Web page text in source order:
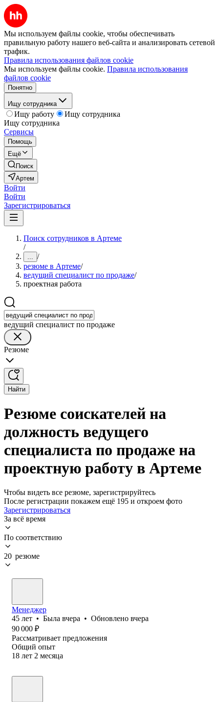
Мы используем файлы cookie, чтобы обеспечивать
правильную работу нашего веб-сайта и анализировать сетевой
трафик.
Правила использования файлов cookie
Мы используем файлы cookie. Правила использования
файлов cookie
Понятно
Ищу сотрудника
Ищу работу
Ищу сотрудника
Ищу сотрудника
Сервисы
Помощь
Ещё
Поиск
Артем
Войти
Войти
Зарегистрироваться
Поиск сотрудников в Артеме
/
... /
резюме в Артеме/
ведущий специалист по продаже/
проектная работа
ведущий специалист по продаже
Резюме
Найти
Резюме соискателей на
должность ведущего
специалиста по продаже на
проектную работу в Артеме
Чтобы видеть все резюме, зарегистрируйтесь
После регистрации покажем ещё 195 и откроем фото
Зарегистрироваться
За всё время
По соответствию
20 резюме
Менеджер
45 лет • Была вчера • Обновлено вчера
90 000 ₽
Рассматривает предложения
Общий опыт
18 лет 2 месяца